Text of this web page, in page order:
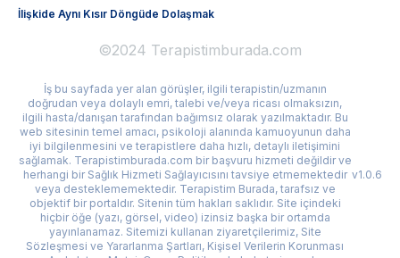
İlişkide Aynı Kısır Döngüde Dolaşmak
©2024 Terapistimburada.com
İş bu sayfada yer alan görüşler, ilgili terapistin/uzmanın
doğrudan veya dolaylı emri, talebi ve/veya ricası olmaksızın,
ilgili hasta/danışan tarafından bağımsız olarak yazılmaktadır. Bu
web sitesinin temel amacı, psikoloji alanında kamuoyunun daha
iyi bilgilenmesini ve terapistlere daha hızlı, detaylı iletişimini
sağlamak. Terapistimburada.com bir başvuru hizmeti değildir ve
herhangi bir Sağlık Hizmeti Sağlayıcısını tavsiye etmemektedir
veya desteklememektedir. Terapistim Burada, tarafsız ve
objektif bir portaldır. Sitenin tüm hakları saklıdır. Site içindeki
hiçbir öğe (yazı, görsel, video) izinsiz başka bir ortamda
yayınlanamaz. Sitemizi kullanan ziyaretçilerimiz, Site
Sözleşmesi ve Yararlanma Şartları, Kişisel Verilerin Korunması
v1.0.6